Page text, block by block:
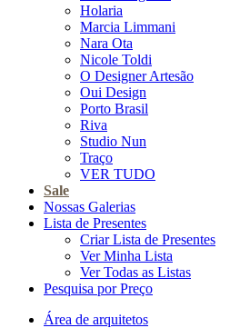
Holaria
Marcia Limmani
Nara Ota
Nicole Toldi
O Designer Artesão
Oui Design
Porto Brasil
Riva
Studio Nun
Traço
VER TUDO
Sale
Nossas Galerias
Lista de Presentes
Criar Lista de Presentes
Ver Minha Lista
Ver Todas as Listas
Pesquisa por Preço
Área de arquitetos